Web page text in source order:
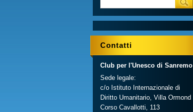
Contatti
Club per l'Unesco di Sanremo
Sede legale:
c/o Istituto Internazionale di
Diritto Umanitario, Villa Ormond
Corso Cavallotti, 113